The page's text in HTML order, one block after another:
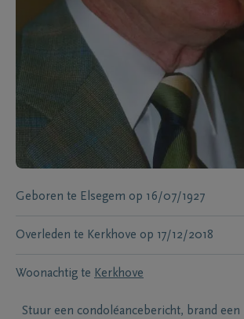
Geboren te Elsegem op 16/07/1927
Overleden te Kerkhove op 17/12/2018
Woonachtig te Kerkhove
Stuur een condoléancebericht, brand een